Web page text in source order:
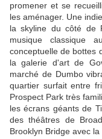
promener et se
les aménager. Une
la skyline du côté de
musique classique
conceptuelle de bottes
la galerie d'art de
marché de Dumbo
quartier surfait entre
Prospect Park très
les écrans géants de
des théâtres de
Brooklyn Bridge avec